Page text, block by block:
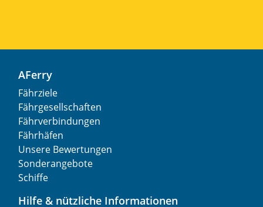
AFerry
Fährziele
Fährgesellschaften
Fährverbindungen
Fährhäfen
Unsere Bewertungen
Sonderangebote
Schiffe
Hilfe & nützliche Informationen